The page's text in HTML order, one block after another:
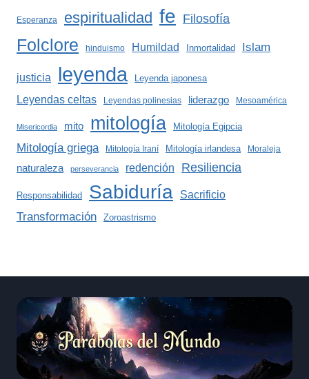
Esperanza espiritualidad fe Filosofía
Folclore hinduismo Humildad Inmortalidad Islam
justicia leyenda Leyenda japonesa
Leyendas celtas Leyendas polinesias liderazgo Mesoamérica
Misericordia mito mitología Mitología Egipcia
Mitología griega Mitología Iraní Mitología irlandesa Moraleja
naturaleza perseverancia redención Resiliencia
Responsabilidad Sabiduría Sacrificio
Transformación Zoroastrismo